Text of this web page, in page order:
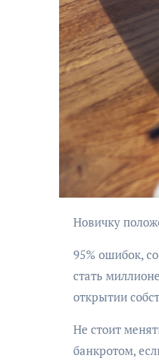
Новичку
95% ошибок,
стать
открытии
Не стоит
банкротом,